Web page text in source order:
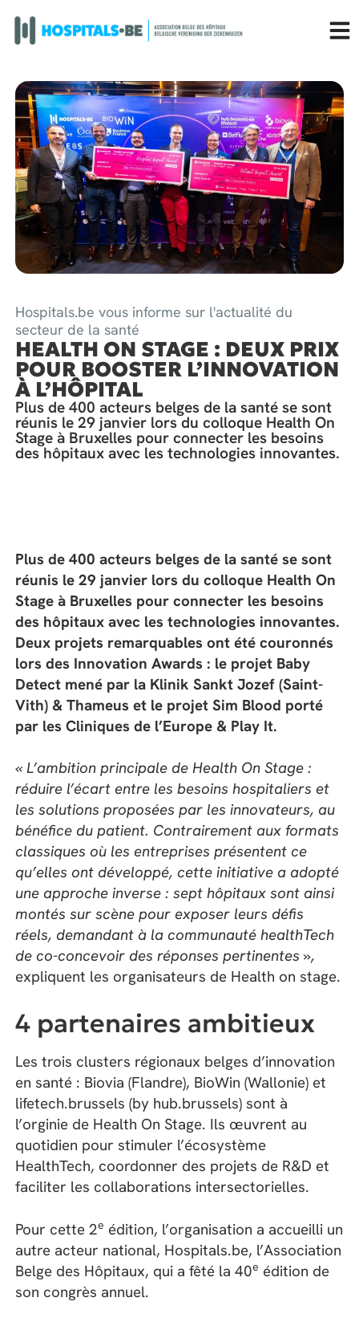
Hospitals.be vous informe sur l'actualité du
secteur de la santé
HEALTH ON STAGE : DEUX PRIX
POUR BOOSTER L’INNOVATION
À L’HÔPITAL
Plus de 400 acteurs belges de la santé se sont
réunis le 29 janvier lors du colloque Health On
Stage à Bruxelles pour connecter les besoins
des hôpitaux avec les technologies innovantes.
Plus de 400 acteurs belges de la santé se sont
réunis le 29 janvier lors du colloque Health On
Stage à Bruxelles pour connecter les besoins
des hôpitaux avec les technologies innovantes.
Deux projets remarquables ont été couronnés
lors des Innovation Awards : le projet Baby
Detect mené par la Klinik Sankt Jozef (Saint-
Vith) & Thameus et le projet Sim Blood porté
par les Cliniques de l’Europe & Play It.
« L’ambition principale de Health On Stage :
réduire l’écart entre les besoins hospitaliers et
les solutions proposées par les innovateurs, au
bénéfice du patient. Contrairement aux formats
classiques où les entreprises présentent ce
qu’elles ont développé, cette initiative a adopté
une approche inverse : sept hôpitaux sont ainsi
montés sur scène pour exposer leurs défis
réels, demandant à la communauté healthTech
de co-concevoir des réponses pertinentes »,
expliquent les organisateurs de Health on stage.
4 partenaires ambitieux
Les trois clusters régionaux belges d’innovation
en santé : Biovia (Flandre), BioWin (Wallonie) et
lifetech.brussels (by hub.brussels) sont à
l’orginie de Health On Stage. Ils œuvrent au
quotidien pour stimuler l’écosystème
HealthTech, coordonner des projets de R&D et
faciliter les collaborations intersectorielles.
Pour cette 2e édition, l’organisation a accueilli un
autre acteur national, Hospitals.be, l’Association
Belge des Hôpitaux, qui a fêté la 40e édition de
son congrès annuel.